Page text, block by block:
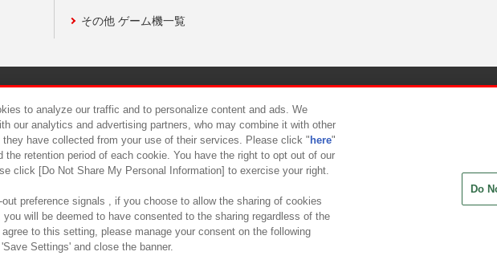
その他 ゲーム機一覧
食品のご提供について カスタマーハラスメント対応方針
to analyze our traffic and to personalize content and ads. We
our analytics and advertising partners, who may combine it with other
have collected from your use of their services. Please click " here"
retention period of each cookie. You have the right to opt out of our
click [Do Not Share My Personal Information] to exercise your right.
preference signals , if you choose to allow the sharing of cookies
will be deemed to have consented to the sharing regardless of the
to this setting, please manage your consent on the following
Settings' and close the banner.
Do